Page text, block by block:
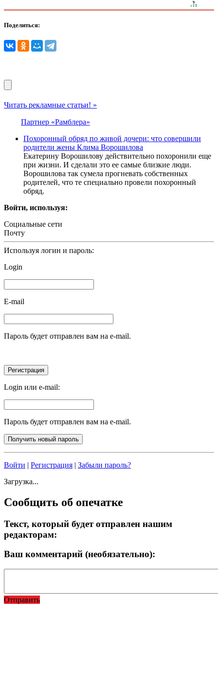
Поделиться:
Читать рекламные статьи! »
Партнер «Рамблера»
Похоронный обряд по живой дочери: что совершили
родители жены Клима Ворошилова
Екатерину Ворошилову действительно похоронили еще
при жизни. И сделали это ее самые близкие люди.
Ворошилова так сумела прогневать собственных
родителей, что те специально провели похоронный
обряд.
Войти, используя:
Социальные сети
Почту
Используя логин и пароль:
Login
E-mail
Пароль будет отправлен вам на e-mail.
Login или e-mail:
Пароль будет отправлен вам на e-mail.
Войти | Регистрация | Забыли пароль?
Загрузка...
Сообщить об опечатке
Текст, который будет отправлен нашим
редакторам:
Ваш комментарий (необязательно):
Отправить